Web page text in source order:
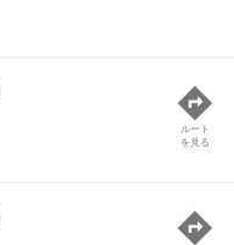
ルート
を見る